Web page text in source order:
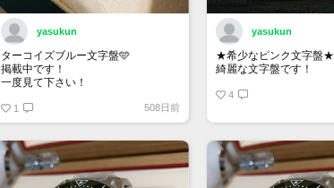
yasukun
ターコイズブルー文字盤🩵
掲載中です！
一度見て下さい！
1 508日前
yasukun
★希少なピンク文字盤★
綺麗な文字盤です！
4